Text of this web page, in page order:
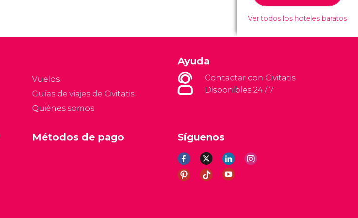
Ver todos los hoteles baratos
Vuelos
Guías de viajes de Civitatis
Quiénes somos
Ayuda
Contactar con Civitatis
Disponibles 24 / 7
Síguenos
Métodos de pago